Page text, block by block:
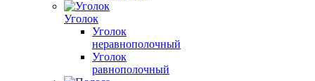
Уголок
Уголок
неравнополочный
Уголок
равнополочный